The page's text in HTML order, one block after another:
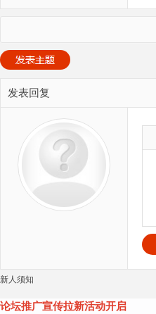
发表回复
新人须知
论坛推广宣传拉新活动开启